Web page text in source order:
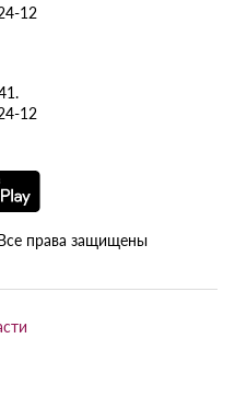
12
12
права защищены